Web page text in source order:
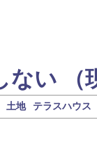
ない （
土地 テラスハウス